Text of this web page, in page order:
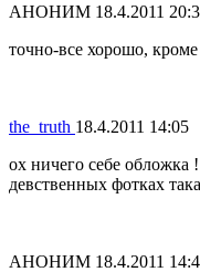
АНОНИМ 18.4.2011
точно-все хорошо,
the_truth 18.4.2011 14:05
ох ничего себе обложка
девственных фотках
АНОНИМ 18.4.2011